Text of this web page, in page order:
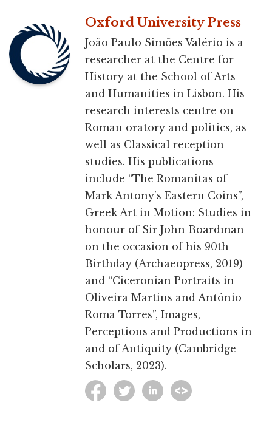
Oxford University Press
João Paulo Simões Valério is a
researcher at the Centre for
History at the School of Arts
and Humanities in Lisbon. His
research interests centre on
Roman oratory and politics, as
well as Classical reception
studies. His publications
include “The Romanitas of
Mark Antony’s Eastern Coins”,
Greek Art in Motion: Studies in
honour of Sir John Boardman
on the occasion of his 90th
Birthday (Archaeopress, 2019)
and “Ciceronian Portraits in
Oliveira Martins and António
Roma Torres”, Images,
Perceptions and Productions in
and of Antiquity (Cambridge
Scholars, 2023).